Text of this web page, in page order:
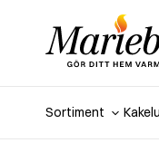
Sortiment